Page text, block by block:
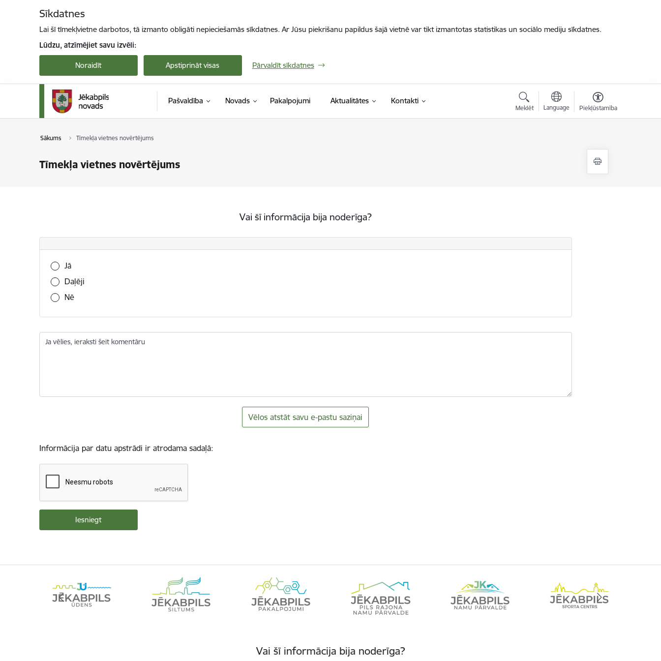
Sīkdatnes
Lai šī tīmekļvietne darbotos, tā izmanto obligāti nepieciešamās sīkdatnes. Ar Jūsu piekrišanu papildus šajā vietnē var tikt izmantotas statistikas un sociālo mediju sīkdatnes.
Lūdzu, atzīmējiet savu izvēli:
Noraidīt Apstiprināt visas Pārvaldīt sīkdatnes
Pašvaldība Novads Pakalpojumi Aktualitātes Kontakti
Meklēt Language Piekļūstamība
Sākums Tīmekļa vietnes novērtējums
Tīmekļa vietnes novērtējums
Vai šī informācija bija noderīga?
Vai šī informācija bija noderīga?
Jā
Daļēji
Nē
Ja vēlies, ieraksti šeit komentāru
Vēlos atstāt savu e-pastu saziņai
Informācija par datu apstrādi ir atrodama sadaļā:
Vai šī informācija bija noderīga?